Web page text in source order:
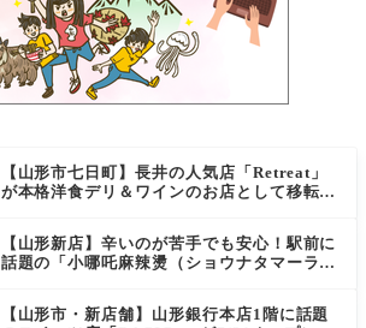
【山形市七日町】長井の人気店「Retreat」
が本格洋食デリ＆ワインのお店として移転オ
【山形新店】辛いのが苦手でも安心！駅前に
話題の「小哪吒麻辣燙（ショウナタマーラー
【山形市・新店舗】山形銀行本店1階に話題